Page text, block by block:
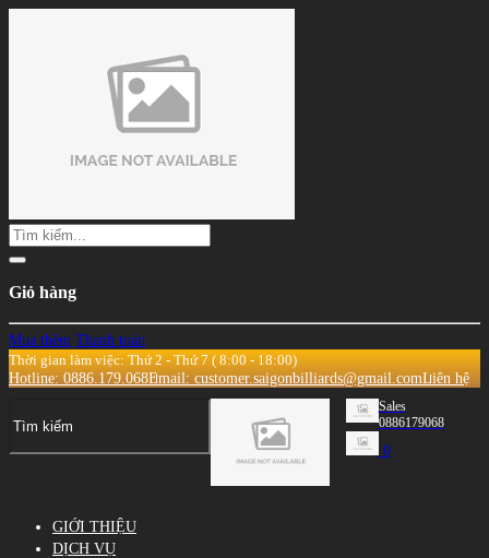
Giỏ hàng
Mua thêm Thanh toán
Thời gian làm việc: Thứ 2 - Thứ 7 ( 8:00 - 18:00)
Hotline: 0886.179.068Email: customer.saigonbilliards@gmail.comLiên hệ
Sales
0886179068
0
GIỚI THIỆU
DỊCH VỤ